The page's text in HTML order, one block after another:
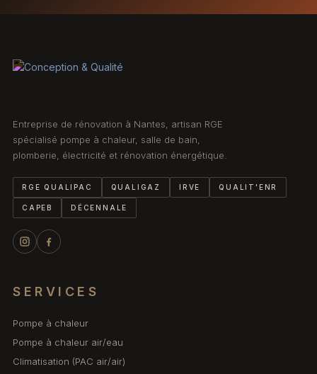
Entreprise de rénovation à Nantes, artisan RGE
spécialisé pompe à chaleur, salle de bain,
plomberie, électricité et rénovation énergétique.
RGE QUALIPAC QUALIGAZ IRVE QUALIT'ENR
CAPEB DÉCENNALE
SERVICES
Pompe à chaleur
Pompe à chaleur air/eau
Climatisation (PAC air/air)